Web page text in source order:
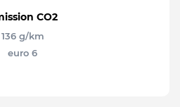
CO2
136 g/km
euro 6